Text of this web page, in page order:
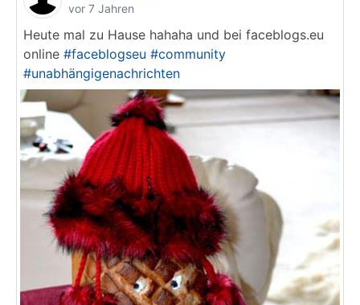
vor 7 Jahren
Heute mal zu Hause hahaha und bei faceblogs.eu
online #faceblogseu #community
#unabhängigenachrichten